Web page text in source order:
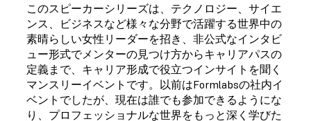
このスピーカーシリーズは、テクノロジー、サイエ
ンス、ビジネスなど様々な分野で活躍する世界中の
素晴らしい女性リーダーを招き、非公式なインタビ
ュー形式でメンターの見つけ方からキャリアパスの
定義まで、キャリア形成で役立つインサイトを聞く
マンスリーイベントです。以前はFormlabsの社内イ
ベントでしたが、現在は誰でも参加できるようにな
り、プロフェッショナルな世界をもっと深く学びた